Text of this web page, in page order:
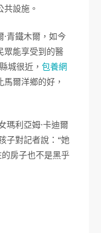
設施。
青鐵木爾，如今
眾能享受到的醫
城很近， 包養網
爾洋鄉的好，
瑪利亞姆·卡迪爾
子對記者說：“她
的房子也不是黑乎